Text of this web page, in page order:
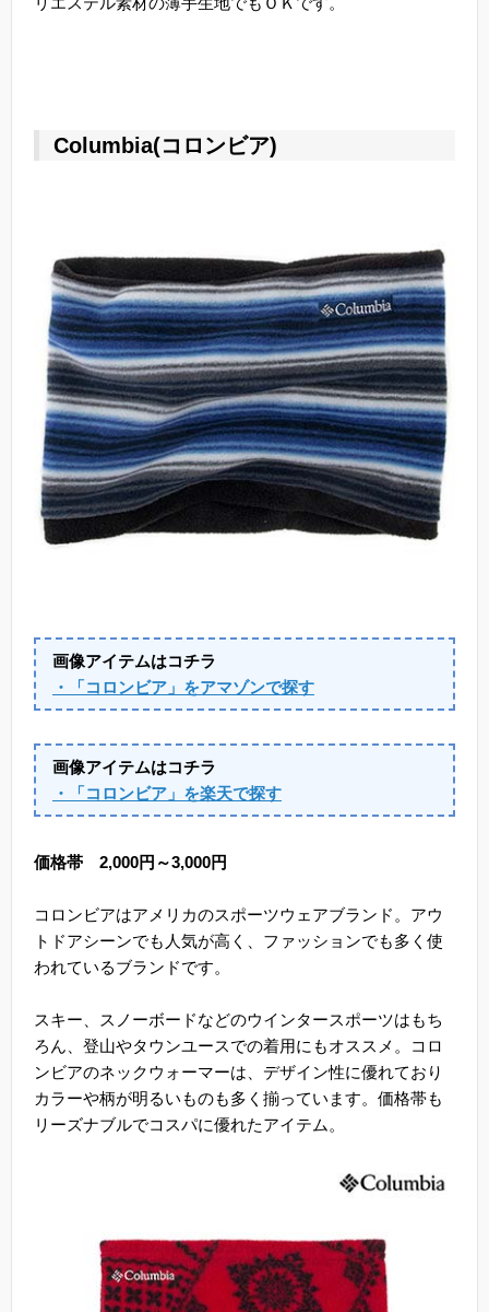
Columbia(コロンビア)
画像アイテムはコチラ
・「コロンビア」をアマゾンで探す
画像アイテムはコチラ
・「コロンビア」を楽天で探す
価格帯 2,000円～3,000円
コロンビアはアメリカのスポーツウェアブランド。アウ
トドアシーンでも人気が高く、ファッションでも多く使
われているブランドです。
スキー、スノーボードなどのウインタースポーツはもち
ろん、登山やタウンユースでの着用にもオススメ。コロ
ンビアのネックウォーマーは、デザイン性に優れており
カラーや柄が明るいものも多く揃っています。価格帯も
リーズナブルでコスパに優れたアイテム。